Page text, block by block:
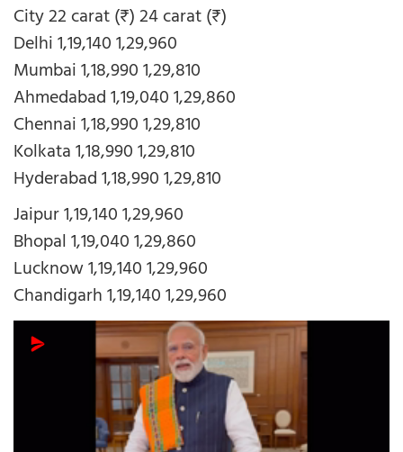
City 22 carat (₹) 24 carat (₹)
Delhi 1,19,140 1,29,960
Mumbai 1,18,990 1,29,810
Ahmedabad 1,19,040 1,29,860
Chennai 1,18,990 1,29,810
Kolkata 1,18,990 1,29,810
Hyderabad 1,18,990 1,29,810
Jaipur 1,19,140 1,29,960
Bhopal 1,19,040 1,29,860
Lucknow 1,19,140 1,29,960
Chandigarh 1,19,140 1,29,960